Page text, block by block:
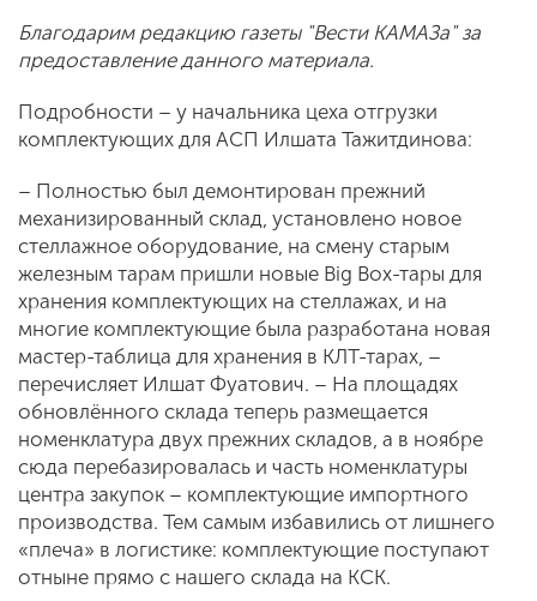
Благодарим редакцию газеты "Вести КАМАЗа" за
предоставление данного материала.
Подробности – у начальника цеха отгрузки
комплектующих для АСП Илшата Тажитдинова:
– Полностью был демонтирован прежний
механизированный склад, установлено новое
стеллажное оборудование, на смену старым
железным тарам пришли новые Big Bох-тары для
хранения комплектующих на стеллажах, и на
многие комплектующие была разработана новая
мастер-таблица для хранения в КЛТ-тарах, –
перечисляет Илшат Фуатович. – На площадях
обновлённого склада теперь размещается
номенклатура двух прежних складов, а в ноябре
сюда перебазировалась и часть номенклатуры
центра закупок – комплектующие импортного
производства. Тем самым избавились от лишнего
«плеча» в логистике: комплектующие поступают
отныне прямо с нашего склада на КСК.